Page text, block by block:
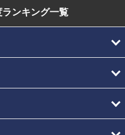
ランキング一覧